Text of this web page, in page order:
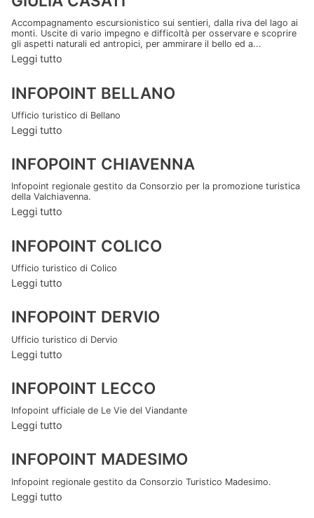
Accompagnamento escursionistico sui sentieri, dalla riva del lago ai
monti. Uscite di vario impegno e difficoltà per osservare e scoprire
gli aspetti naturali ed antropici, per ammirare il bello ed a...
Leggi tutto
INFOPOINT BELLANO
Ufficio turistico di Bellano
Leggi tutto
INFOPOINT CHIAVENNA
Infopoint regionale gestito da Consorzio per la promozione turistica
della Valchiavenna.
Leggi tutto
INFOPOINT COLICO
Ufficio turistico di Colico
Leggi tutto
INFOPOINT DERVIO
Ufficio turistico di Dervio
Leggi tutto
INFOPOINT LECCO
Infopoint ufficiale de Le Vie del Viandante
Leggi tutto
INFOPOINT MADESIMO
Infopoint regionale gestito da Consorzio Turistico Madesimo.
Leggi tutto